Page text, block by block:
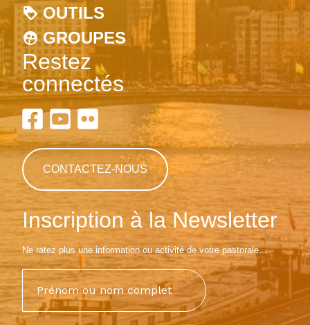
OUTILS
GROUPES
Restez
connectés
CONTACTEZ-NOUS
Inscription à la Newsletter
Ne ratez plus une information ou activité de votre pastorale...